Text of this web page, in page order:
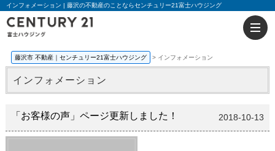
インフォメーション | 藤沢の不動産のことならセンチュリー21富士ハウジング
藤沢市 不動産｜センチュリー21富士ハウジング インフォメーション
インフォメーション
「お客様の声」ページ更新しました！ 2018-10-13